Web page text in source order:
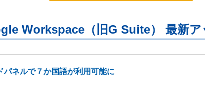
Workspace（旧G Suite） 最新ア
パネルで７か国語が利用可能に